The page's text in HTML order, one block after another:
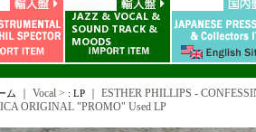
ム ｜ Vocal > : LP｜ ESTHER PHILLIPS -
ORIGINAL "PROMO" Used LP